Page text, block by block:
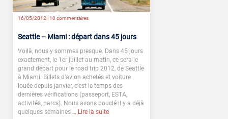
16/05/2012 |10 commentaires
Seattle – Miami : départ dans 45 jours
Voilà, nous y sommes presque. Dans 45 jours
exactement, le 1er juillet au matin, ce sera le
grand départ pour le road trip 2012, de Seattle
à Miami. Billets d’avion achetés et voiture
louée depuis janvier, c’est le temps des
dernières vérifications (passeport, ESTA,
activités, parcs). Nous avons bouclé il y a déjà
quelques semaines … Lire la suite